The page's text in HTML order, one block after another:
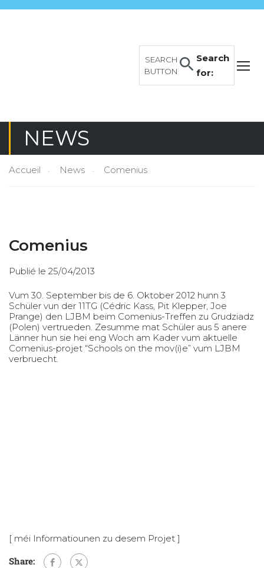
Search
for:
SEARCH
BUTTON
NEWS
Accueil News Comenius
Comenius
Publié le 25/04/2013
Vum 30. September bis de 6. Oktober 2012 hunn 3
Schüler vun der 11TG (Cédric Kass, Pit Klepper, Joe
Prange) den LJBM beim Comenius-Treffen zu Grudziadz
(Polen) vertrueden. Zesumme mat Schüler aus 5 anere
Länner hun sie hei eng Woch am Kader vum aktuelle
Comenius-projet “Schools on the mov(i)e” vum LJBM
verbruecht.
[ méi Informatiounen zu desem Projet ]
Share: